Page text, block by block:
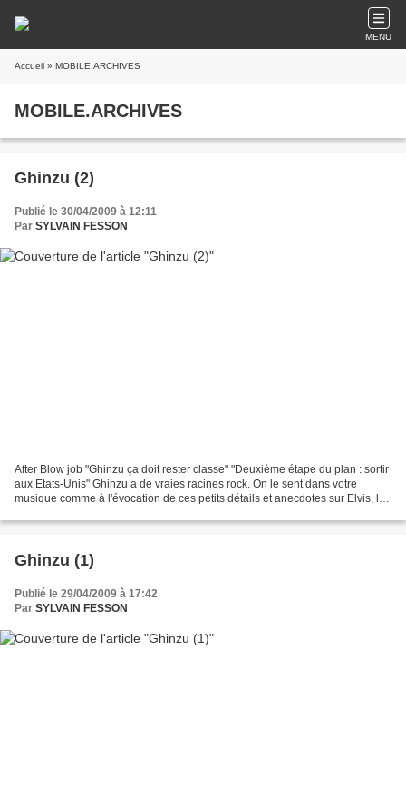
MENU
Accueil » MOBILE.ARCHIVES
MOBILE.ARCHIVES
Ghinzu (2)
Publié le 30/04/2009 à 12:11
Par SYLVAIN FESSON
After Blow job "Ghinzu ça doit rester classe" "Deuxième étape du plan : sortir
aux Etats-Unis" Ghinzu a de vraies racines rock. On le sent dans votre
musique comme à l'évocation de ces petits détails et anecdotes sur Elvis, les
Ghinzu (1)
Publié le 29/04/2009 à 17:42
Par SYLVAIN FESSON